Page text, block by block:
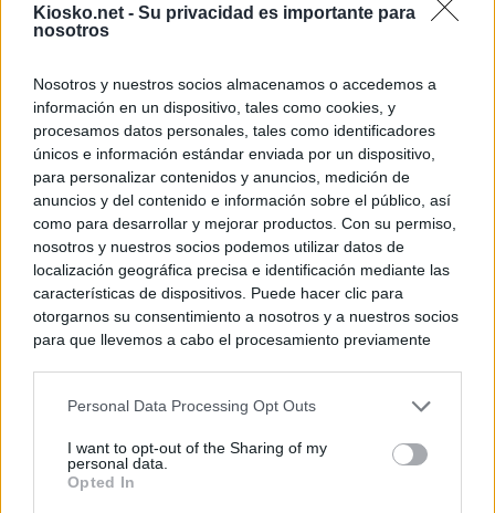
Kiosko.net - Su privacidad es importante para
nosotros
Nosotros y nuestros socios almacenamos o accedemos a
información en un dispositivo, tales como cookies, y
procesamos datos personales, tales como identificadores
únicos e información estándar enviada por un dispositivo,
para personalizar contenidos y anuncios, medición de
anuncios y del contenido e información sobre el público, así
como para desarrollar y mejorar productos. Con su permiso,
nosotros y nuestros socios podemos utilizar datos de
localización geográfica precisa e identificación mediante las
características de dispositivos. Puede hacer clic para
otorgarnos su consentimiento a nosotros y a nuestros socios
para que llevemos a cabo el procesamiento previamente
negar su consentimiento. Tenga en cuenta que algún
de su consentimiento, pero usted tiene el derecho de
rechazar tal procesamiento. Sus preferencias se aplicarán
Personal Data Processing Opt Outs
I want to opt-out of the Sharing of my
personal data.
Opted In